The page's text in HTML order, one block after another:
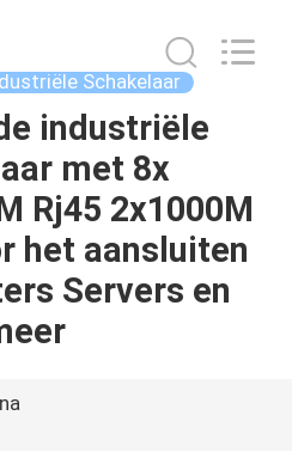
Schakelaar
industriële
met 8x
Rj45 2x1000M
het aansluiten
Servers en